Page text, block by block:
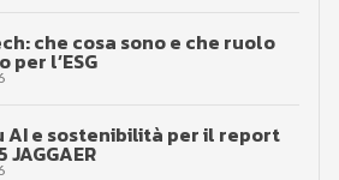
che cosa sono e che ruolo
per l’ESG
AI e sostenibilità per il report
JAGGAER